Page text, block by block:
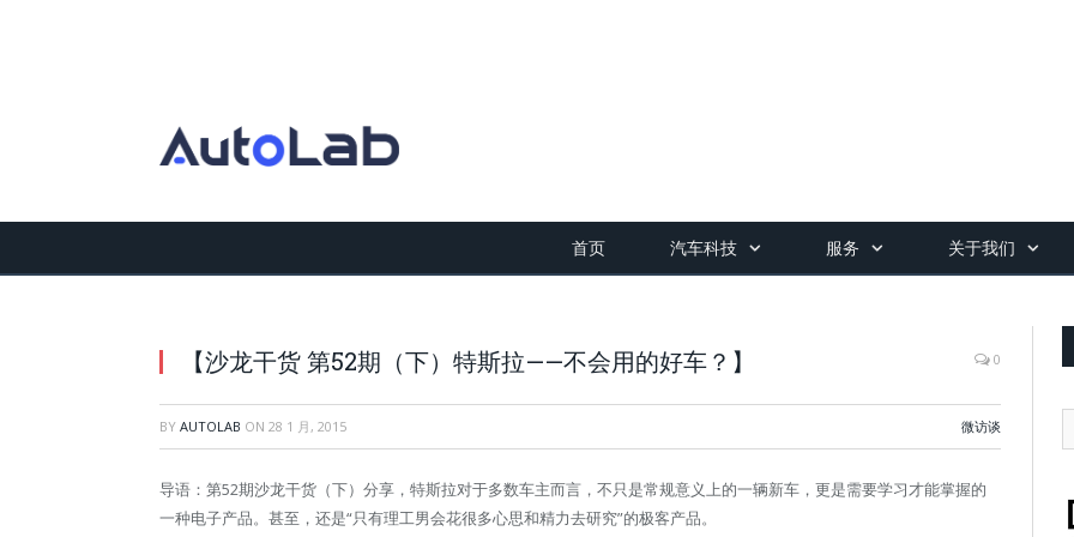
首页 汽车科技 服务 关于我们
【沙龙干货 第52期（下）特斯拉——不会用的好车？】 0
BY AUTOLAB ON 28 1 月, 2015 微访谈
导语：第52期沙龙干货（下）分享，特斯拉对于多数车主而言，不只是常规意义上的一辆新车，更是需要学习才能掌握的
一种电子产品。甚至，还是“只有理工男会花很多心思和精力去研究”的极客产品。